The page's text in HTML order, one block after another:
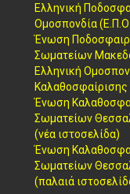
Ελληνική
Ομοσπονδία
Ένωση
Σωματείων
Ελληνική
Καλαθοσφαίρισης
Ένωση
Σωματείων
(νέα ιστοσελίδα)
Ένωση
Σωματείων
(παλαιά